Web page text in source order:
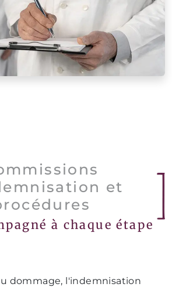
et
à chaque étape
dommage, l'indemnisation